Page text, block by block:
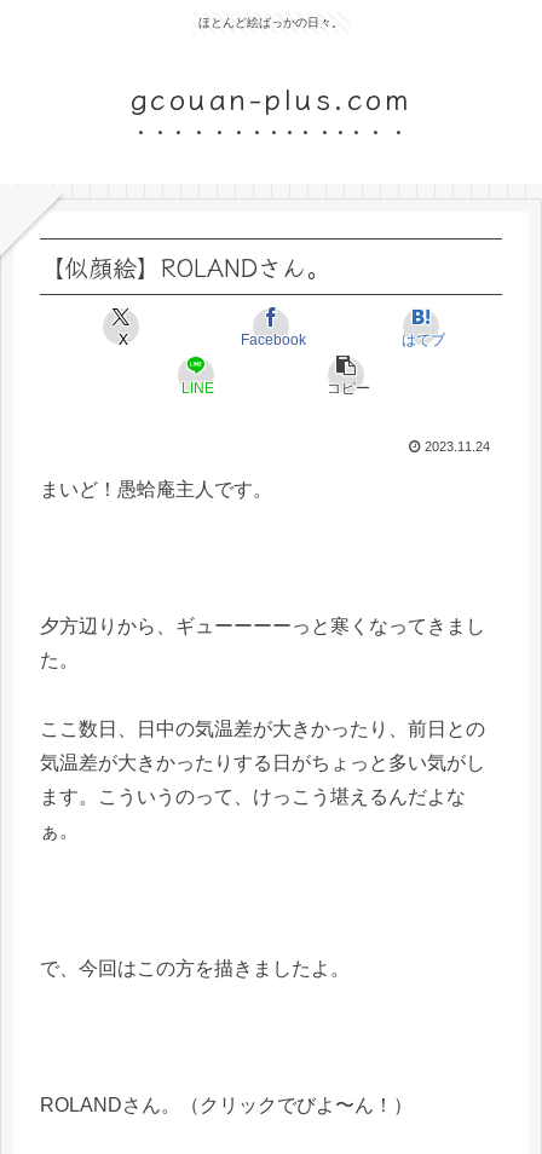
ほとんど絵ばっかの日々。
gcouan-plus.com
【似顔絵】ROLANDさん。
X Facebook はてブ
LINE コピー
2023.11.24
まいど！愚蛤庵主人です。
夕方辺りから、ギューーーーっと寒くなってきまし
た。
ここ数日、日中の気温差が大きかったり、前日との
気温差が大きかったりする日がちょっと多い気がし
ます。こういうのって、けっこう堪えるんだよな
ぁ。
で、今回はこの方を描きましたよ。
ROLANDさん。（クリックでびよ〜ん！）